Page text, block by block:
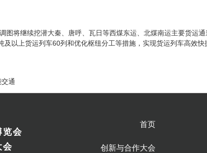
将继续挖潜大秦、唐呼、瓦日等西煤东运、北煤南运主要货运通
及以上货运列车60列和优化枢纽分工等措施，实现货运列车高效
通
览会
会
首页
创新与合作大会